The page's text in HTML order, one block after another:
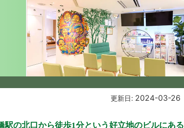
更新日: 2024-03-26
の北口から徒歩1分という好立地のビルにある